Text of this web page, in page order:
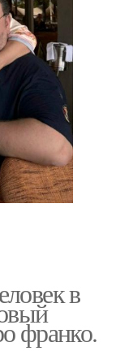
в
франко.